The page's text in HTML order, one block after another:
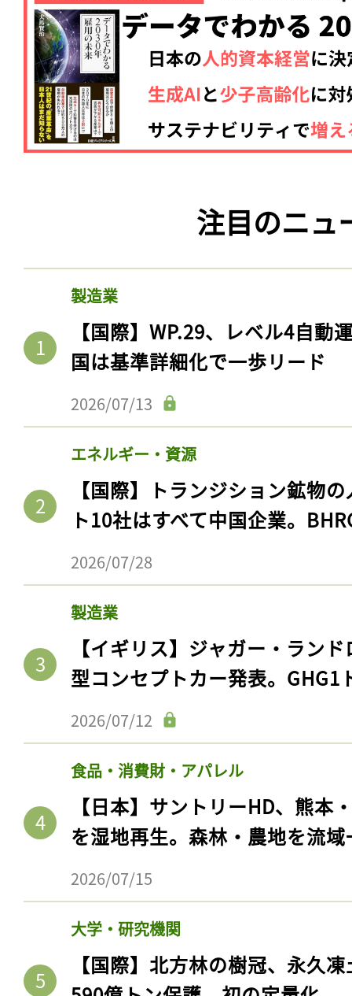
注目のニュ
製造業
【国際】WP.29、レベル4自動
国は基準詳細化で一歩リード
2026/07/13
エネルギー・資源
【国際】トランジション鉱物
ト10社はすべて中国企業。
2026/07/28
製造業
【イギリス】ジャガー・ラン
型コンセプトカー発表。GHG1
2026/07/12
食品・消費財・アパレル
【日本】サントリーHD、熊本
を湿地再生。森林・農地を流
2026/07/15
大学・研究機関
【国際】北方林の樹冠、永久